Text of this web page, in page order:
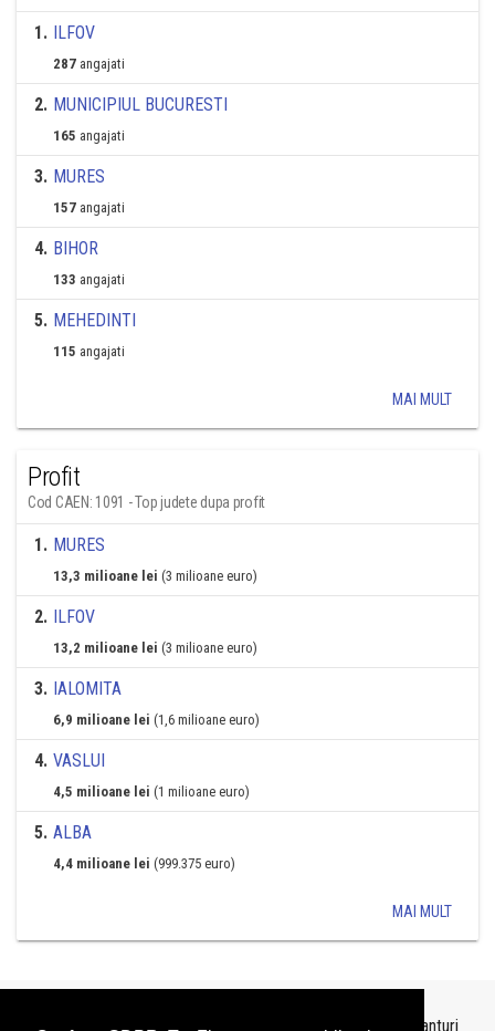
1. ILFOV
287 angajati
2. MUNICIPIUL BUCURESTI
165 angajati
3. MURES
157 angajati
4. BIHOR
133 angajati
5. MEHEDINTI
115 angajati
MAI MULT
Profit
Cod CAEN: 1091 - Top judete dupa profit
1. MURES
13,3 milioane lei (3 milioane euro)
2. ILFOV
13,2 milioane lei (3 milioane euro)
3. IALOMITA
6,9 milioane lei (1,6 milioane euro)
4. VASLUI
4,5 milioane lei (1 milioane euro)
5. ALBA
4,4 milioane lei (999.375 euro)
MAI MULT
Topurile sunt realizate deTopFirme pe baza ultimelor bilanturi